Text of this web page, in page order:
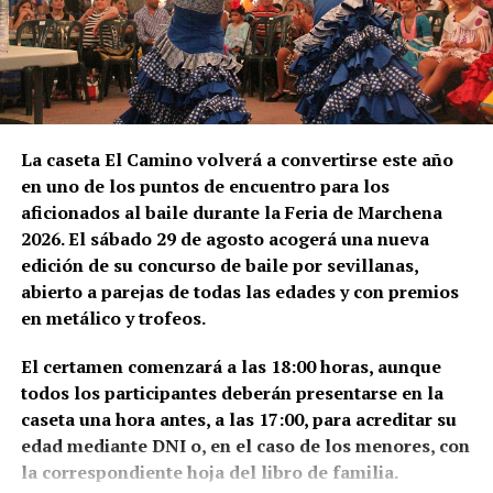
El trabajador debe comprobar antes de salir:
Salario bruto por hora.
Duración mínima del contrato.
Horario y pago de horas extraordinarias.
Condiciones del alojamiento.
Comidas incluidas.
Transporte hasta las parcelas.
Alta en la Seguridad Social agraria francesa.
Los sindicatos advierten de que nadie debe cobrar al
trabajador por conseguirle una oferta. Recomiendan
viajar con el contrato acordado directamente con la
explotación y desconfiar de anuncios difundidos por
redes sociales que soliciten pagos anticipados.
El marqués de Cádiz vuelve a
entrar cada agosto en Málaga
La Feria de Málaga nació de la conmemoración de la
incorporación de la ciudad a la Corona de Castilla,
consumada en agosto de 1487. La entrada solemne
La caseta El Camino volverá a convertirse este año
en uno de los puntos de encuentro para los
aficionados al baile durante la Feria de Marchena
2026. El sábado 29 de agosto acogerá una nueva
edición de su concurso de baile por sevillanas,
abierto a parejas de todas las edades y con premios
en metálico y trofeos.
El certamen comenzará a las 18:00 horas, aunque
todos los participantes deberán presentarse en la
caseta una hora antes, a las 17:00, para acreditar su
edad mediante DNI o, en el caso de los menores, con
la correspondiente hoja del libro de familia.